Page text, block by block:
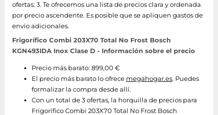
ofertas: 3. Te ofrecemos una lista de precios clara y ordenada
por precio ascendente. Es posible que se apliquen gastos de
envío adicionales.
Frigorífico Combi 203X70 Total No Frost Bosch
KGN493IDA Inox Clase D - Información sobre el precio
Precio más barato: 899,00 €
El precio más barato lo ofrece megahogar.es. Puedes
formalizar la compra desde allí.
Con un total de 3 ofertas, la horquilla de precios para
Frigorífico Combi 203X70 Total No Frost Bosch